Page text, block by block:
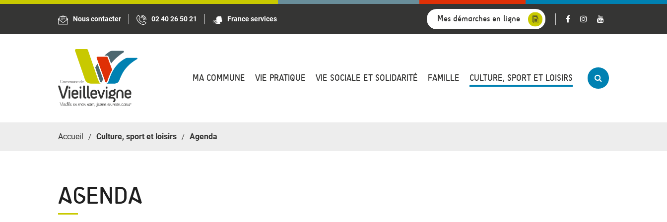
Nous contacter 02 40 26 50 21 France services Mes démarches en ligne
MA COMMUNE VIE PRATIQUE VIE SOCIALE ET SOLIDARITÉ FAMILLE CULTURE, SPORT ET LOISIRS
Accueil Culture, sport et loisirs Agenda
AGENDA
Panneau de gestion des cookies